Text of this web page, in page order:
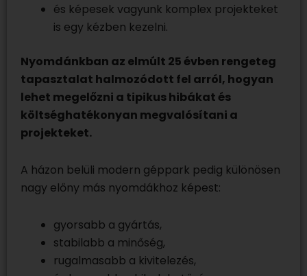
és képesek vagyunk komplex projekteket
is egy kézben kezelni.
Nyomdánkban az elmúlt 25 évben rengeteg
tapasztalat halmozódott fel arról, hogyan
lehet megelőzni a tipikus hibákat és
költséghatékonyan megvalósítani a
projekteket.
A házon belüli modern géppark pedig különösen
nagy előny más nyomdákhoz képest:
gyorsabb a gyártás,
stabilabb a minőség,
rugalmasabb a kivitelezés,